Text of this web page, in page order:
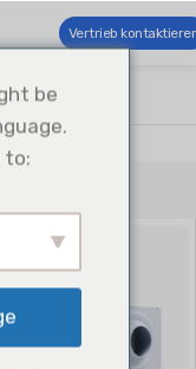
Vertrieb
be
to: